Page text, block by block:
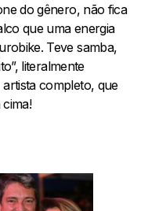
do gênero, não fica
que uma energia
Teve samba,
literalmente
completo, que